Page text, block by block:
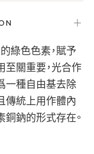
＋
綠色色素，賦予
至關重要，光合作
一種自由基去除
傳統上用作體內
鈉的形式存在。